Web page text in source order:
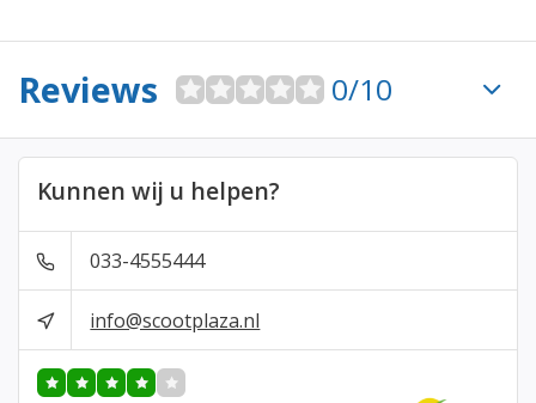
Reviews 0/10
Kunnen wij u helpen?
033-4555444
info@scootplaza.nl